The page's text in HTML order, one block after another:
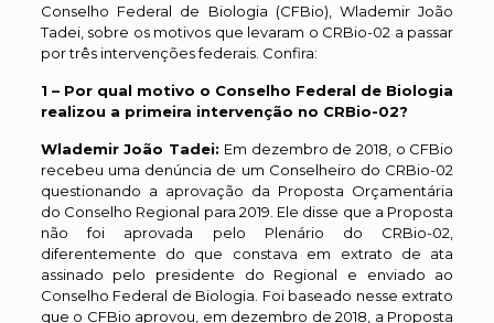
Conselho Federal de Biologia (CFBio), Wlademir João
Tadei, sobre os motivos que levaram o CRBio-02 a passar
por três intervenções federais. Confira:
1 – Por qual motivo o Conselho Federal de Biologia
realizou a primeira intervenção no CRBio-02?
Wlademir João Tadei: Em dezembro de 2018, o CFBio
recebeu uma denúncia de um Conselheiro do CRBio-02
questionando a aprovação da Proposta Orçamentária
do Conselho Regional para 2019. Ele disse que a Proposta
não foi aprovada pelo Plenário do CRBio-02,
diferentemente do que constava em extrato de ata
assinado pelo presidente do Regional e enviado ao
Conselho Federal de Biologia. Foi baseado nesse extrato
que o CFBio aprovou, em dezembro de 2018, a Proposta